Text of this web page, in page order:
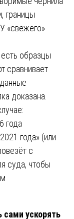
границы
«свежего»
образцы
сравнивает
доказана.
года
года» (или
с
суда, чтобы
сами ускорять